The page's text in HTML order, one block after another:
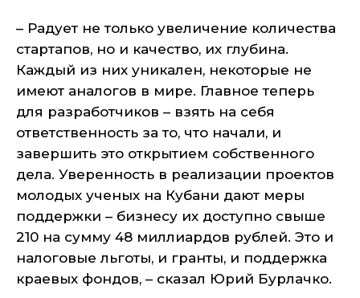
– Радует не только увеличение количества
стартапов, но и качество, их глубина.
Каждый из них уникален, некоторые не
имеют аналогов в мире. Главное теперь
для разработчиков – взять на себя
ответственность за то, что начали, и
завершить это открытием собственного
дела. Уверенность в реализации проектов
молодых ученых на Кубани дают меры
поддержки – бизнесу их доступно свыше
210 на сумму 48 миллиардов рублей. Это и
налоговые льготы, и гранты, и поддержка
краевых фондов, – сказал Юрий Бурлачко.